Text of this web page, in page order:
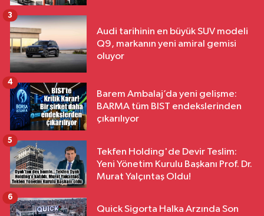
Audi tarihinin en büyük SUV modeli
Q9, markanın yeni amiral gemisi
oluyor
3
Barem Ambalaj’da yeni gelişme:
BARMA tüm BIST endekslerinden
çıkarılıyor
4
Tekfen Holding'de Devir Teslim:
Yeni Yönetim Kurulu Başkanı Prof. Dr.
Murat Yalçıntaş Oldu!
5
Quick Sigorta Halka Arzında Son
6